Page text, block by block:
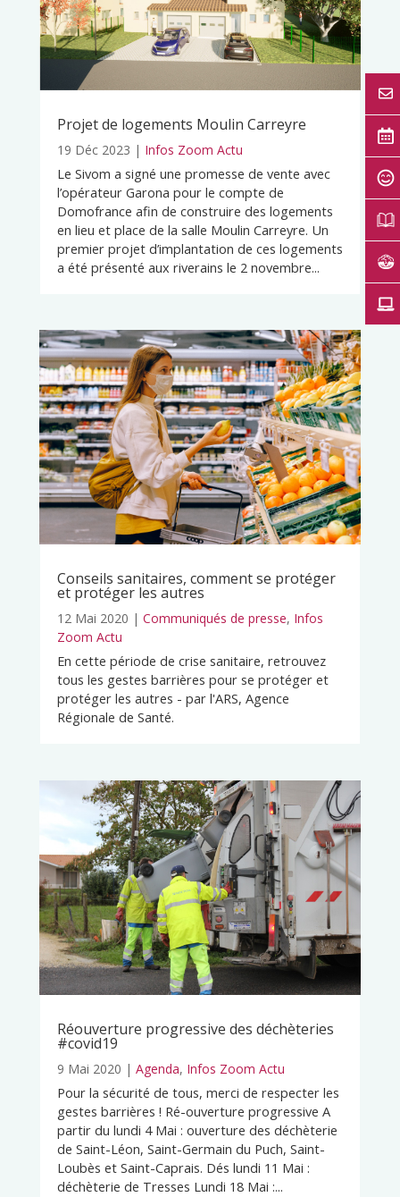
Projet de logements Moulin Carreyre
19 Déc 2023 | Infos Zoom Actu
Le Sivom a signé une promesse de vente avec
l’opérateur Garona pour le compte de
Domofrance afin de construire des logements
en lieu et place de la salle Moulin Carreyre. Un
premier projet d’implantation de ces logements
a été présenté aux riverains le 2 novembre...
Conseils sanitaires, comment se protéger
et protéger les autres
12 Mai 2020 | Communiqués de presse, Infos
Zoom Actu
En cette période de crise sanitaire, retrouvez
tous les gestes barrières pour se protéger et
protéger les autres - par l'ARS, Agence
Régionale de Santé.
Réouverture progressive des déchèteries
#covid19
9 Mai 2020 | Agenda, Infos Zoom Actu
Pour la sécurité de tous, merci de respecter les
gestes barrières ! Ré-ouverture progressive A
partir du lundi 4 Mai : ouverture des déchèterie
de Saint-Léon, Saint-Germain du Puch, Saint-
Loubès et Saint-Caprais. Dés lundi 11 Mai :
déchèterie de Tresses Lundi 18 Mai :...